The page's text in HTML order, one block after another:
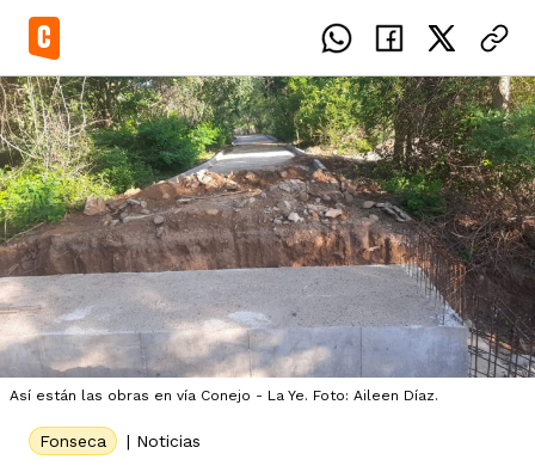
Así están las obras en vía Conejo - La Ye. Foto: Aileen Díaz.
Fonseca | Noticias
país
del Caguán
del Cesar